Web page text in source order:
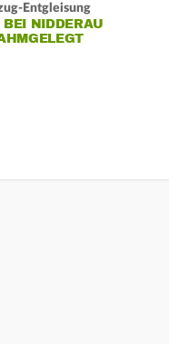
Entgleisung
NIDDERAU